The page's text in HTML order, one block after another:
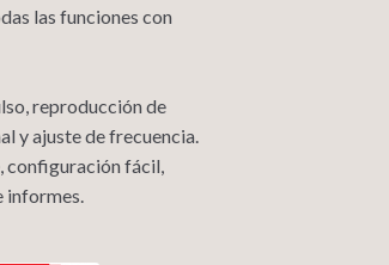
las funciones con
reproducción de
y ajuste de frecuencia.
configuración fácil,
informes.